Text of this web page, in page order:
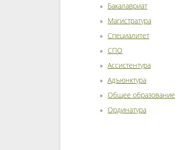
Бакалавриат
Магистратура
Специалитет
СПО
Ассистентура
Адъюнктура
Общее образование
Ординатура